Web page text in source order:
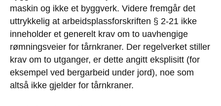
maskin og ikke et byggverk. Videre fremgår det
uttrykkelig at arbeidsplassforskriften § 2-21 ikke
inneholder et generelt krav om to uavhengige
rømningsveier for tårnkraner. Der regelverket stiller
krav om to utganger, er dette angitt eksplisitt (for
eksempel ved bergarbeid under jord), noe som
altså ikke gjelder for tårnkraner.